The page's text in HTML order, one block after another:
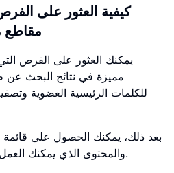
كيفية العثور على
مقاطع
يمكنك العثور على الفرص
مميزة في نتائج البحث
للكلمات الرئيسية العضوية
بعد ذلك، يمكنك الحصول على قائمة
والمحتوى الذي يمكنك العمل عليه لتحقيق هذا الهدف.